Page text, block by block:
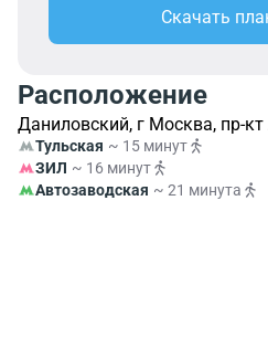
Скачать
Расположение
Даниловский, г Москва, пр-кт
Тульская ~ 15 минут
ЗИЛ ~ 16 минут
Автозаводская ~ 21 минута